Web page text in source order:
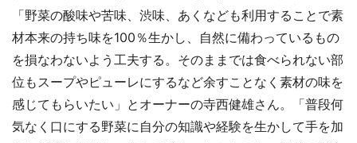
「野菜の酸味や苦味、渋味、あくなども利用することで素
材本来の持ち味を100％生かし、自然に備わっているもの
を損なわないよう工夫する。そのままでは食べられない部
位もスープやピューレにするなど余すことなく素材の味を
感じてもらいたい」とオーナーの寺西健雄さん。「普段何
気なく口にする野菜に自分の知識や経験を生かして手を加